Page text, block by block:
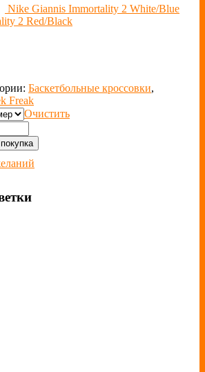
Nike Giannis Immortality 2 White/Blue
2 Red/Black
Баскетбольные кроссовки,
Freak
Очистить